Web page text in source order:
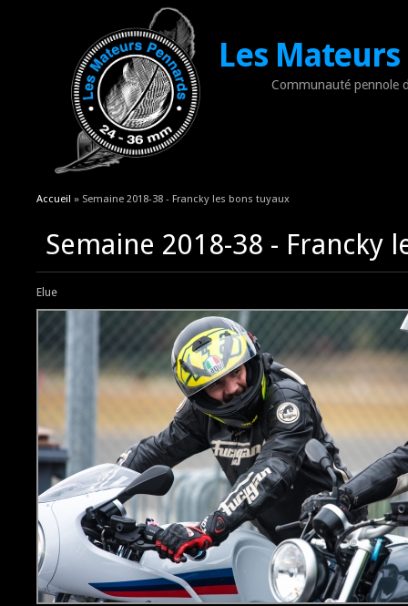
Les
Communauté pennole
Vous êtes ici
Accueil » Semaine 2018-38 - Francky les bons tuyaux
Semaine 2018-38 - Francky
Elue